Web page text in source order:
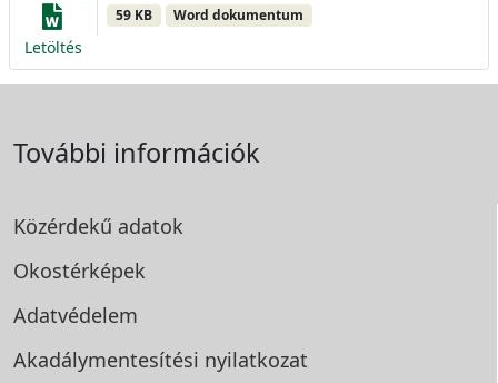
Letöltés
59 KB Word dokumentum
További információk
Közérdekű adatok
Okostérképek
Adatvédelem
Akadálymentesítési nyilatkozat